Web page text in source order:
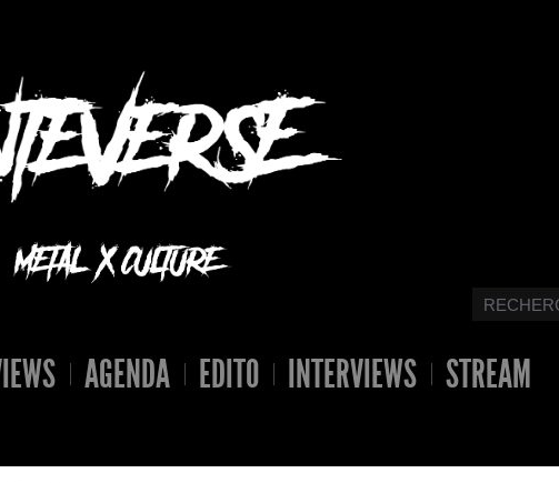
AGENDA EDITO INTERVIEWS
STREAM